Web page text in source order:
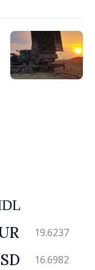
19.6237
16.6982